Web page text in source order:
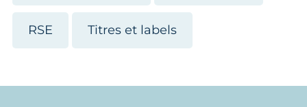
RSE Titres et labels